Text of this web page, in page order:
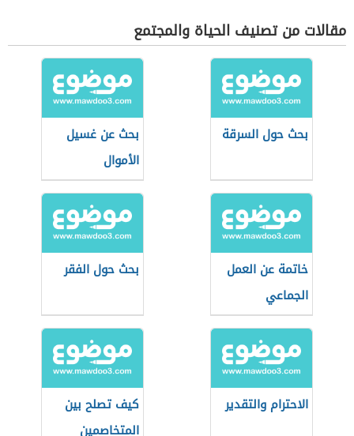
مقالات من تصنيف الحياة والمجتمع
بحث حول السرقة
بحث عن غسيل
الأموال
خاتمة عن العمل
الجماعي
بحث حول الفقر
الاحترام والتقدير
كيف تصلح بين
المتخاصمين